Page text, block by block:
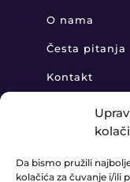
Da bismo pružili
kolačića za čuvanje i/ili
O nama
Česta pitanja
Kontakt